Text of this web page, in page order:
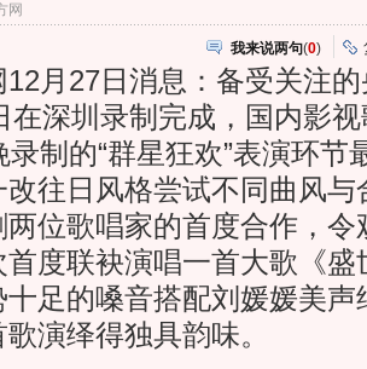
网
我来说两句(0)
27日消息：备受关注的
在深圳录制完成，国内影
录制的“群星狂欢”表演环节
改往日风格尝试不同曲风
两位歌唱家的首度合作，令
度联袂演唱一首大歌《盛
十足的嗓音搭配刘媛媛美声
演绎得独具韵味。